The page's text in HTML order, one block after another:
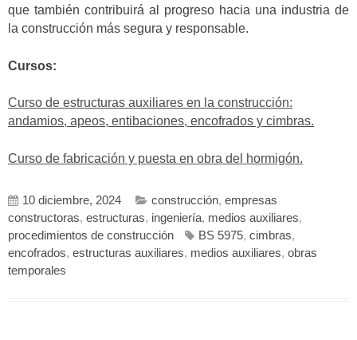
que también contribuirá al progreso hacia una industria de
la construcción más segura y responsable.
Cursos:
Curso de estructuras auxiliares en la construcción:
andamios, apeos, entibaciones, encofrados y cimbras.
Curso de fabricación y puesta en obra del hormigón.
10 diciembre, 2024 construcción, empresas
constructoras, estructuras, ingeniería, medios auxiliares,
procedimientos de construcción
BS 5975, cimbras,
encofrados, estructuras auxiliares, medios auxiliares, obras
temporales